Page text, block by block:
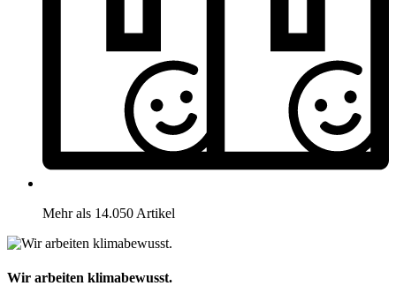
Mehr als 14.050 Artikel
Wir arbeiten klimabewusst.